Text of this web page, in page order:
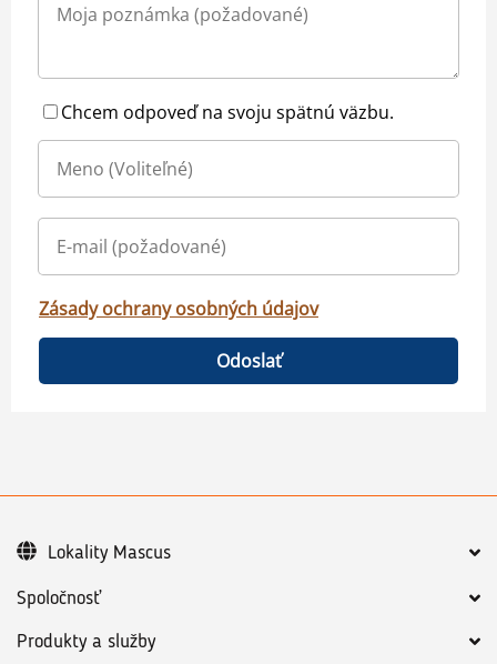
Chcem odpoveď na svoju spätnú väzbu.
Zásady ochrany osobných údajov
Odoslať
Spoločnosť
Produkty a služby
Lokality Mascus